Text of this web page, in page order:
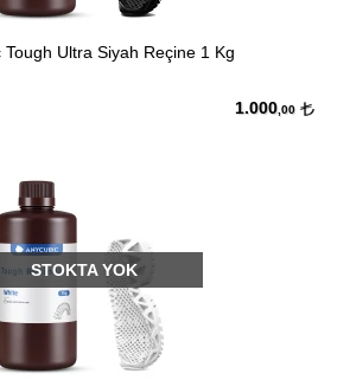
Tough Ultra Siyah Reçine 1 Kg
1.000 ,00
STOKTA YOK